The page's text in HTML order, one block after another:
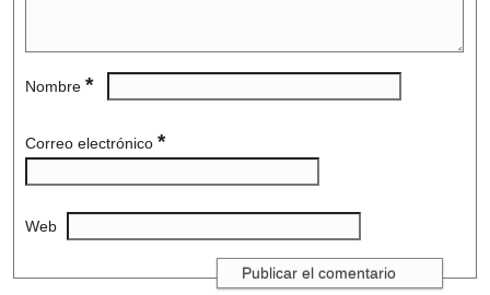
Nombre *
Correo electrónico *
Web